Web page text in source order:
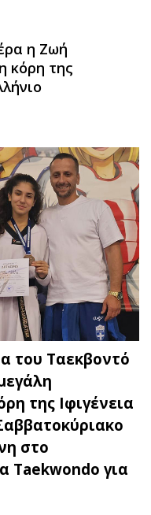
η Ζωή
κόρη της
του Ταεκβοντό
της Ιφιγένεια
στο
Taekwondo για